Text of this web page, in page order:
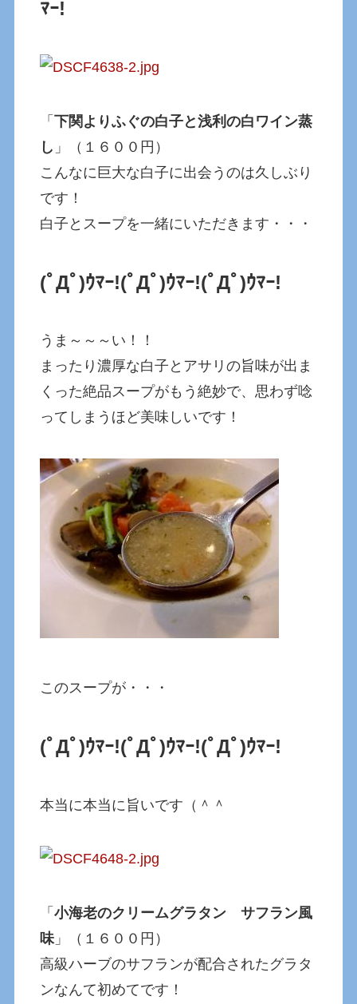
ﾏｰ!
「下関よりふぐの白子と浅利の白ワイン蒸
し 」（１６００円）
こんなに巨大な白子に出会うのは久しぶり
です！
白子とスープを一緒にいただきます・・・
(ﾟДﾟ)ｳﾏｰ!(ﾟДﾟ)ｳﾏｰ!(ﾟДﾟ)ｳﾏｰ!
うま～～～い！！
まったり濃厚な白子とアサリの旨味が出ま
くった絶品スープがもう絶妙で、思わず唸
ってしまうほど美味しいです！
このスープが・・・
(ﾟДﾟ)ｳﾏｰ!(ﾟДﾟ)ｳﾏｰ!(ﾟДﾟ)ｳﾏｰ!
本当に本当に旨いです（＾＾
「小海老のクリームグラタン サフラン風
味」（１６００円）
高級ハーブのサフランが配合されたグラタ
ンなんて初めてです！